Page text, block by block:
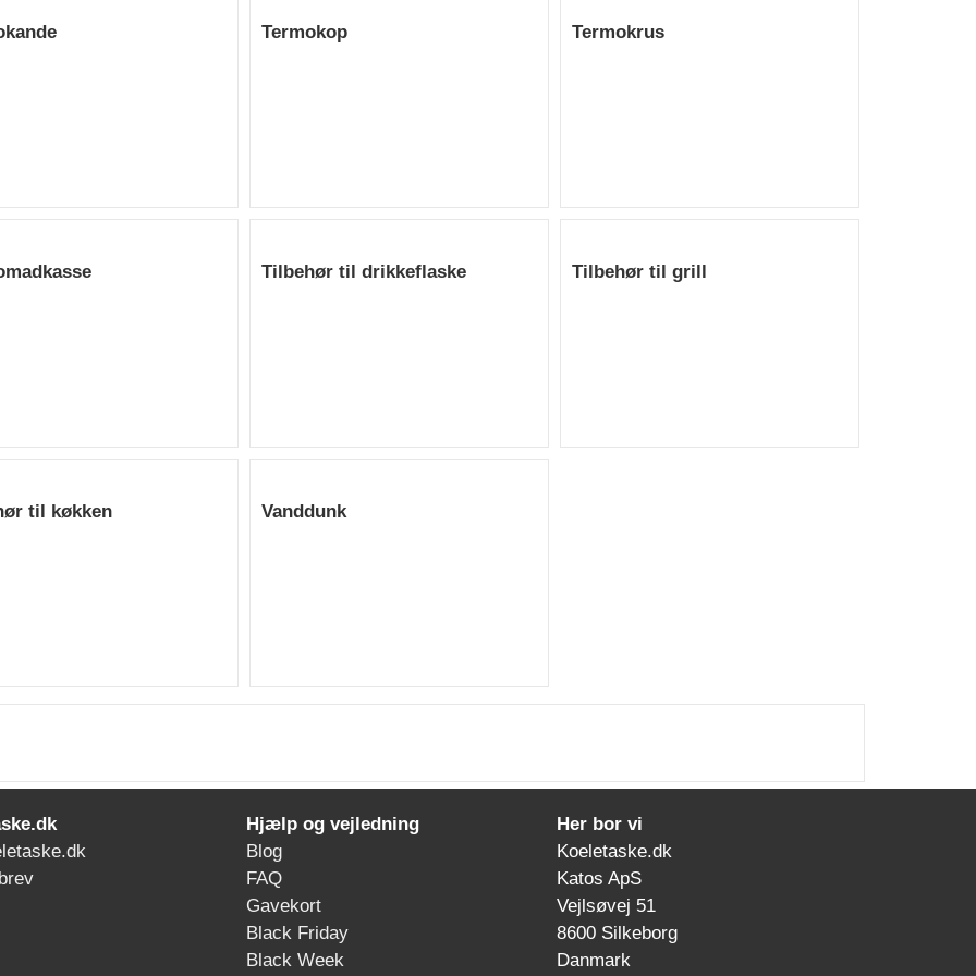
Termokop Termokrus
Tilbehør til drikkeflaske Tilbehør til grill
til køkken Vanddunk
Hjælp og vejledning
Blog
FAQ
Gavekort
Black Friday
Black Week
Her bor vi
Koeletaske.dk
Katos ApS
Vejlsøvej 51
8600 Silkeborg
Danmark